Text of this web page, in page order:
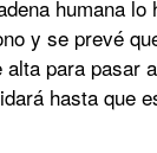
humana lo
y se prevé
alta para pasar
hasta que